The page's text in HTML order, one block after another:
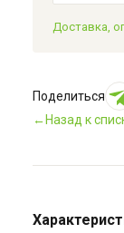
Доставка,
Поделиться
← Назад к